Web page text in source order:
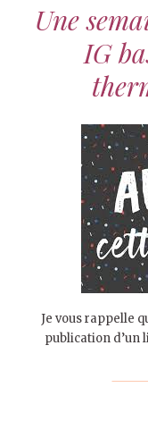
Une
IG
Je vous rappelle
publication d’un